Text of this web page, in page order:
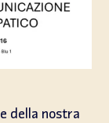
della nostra